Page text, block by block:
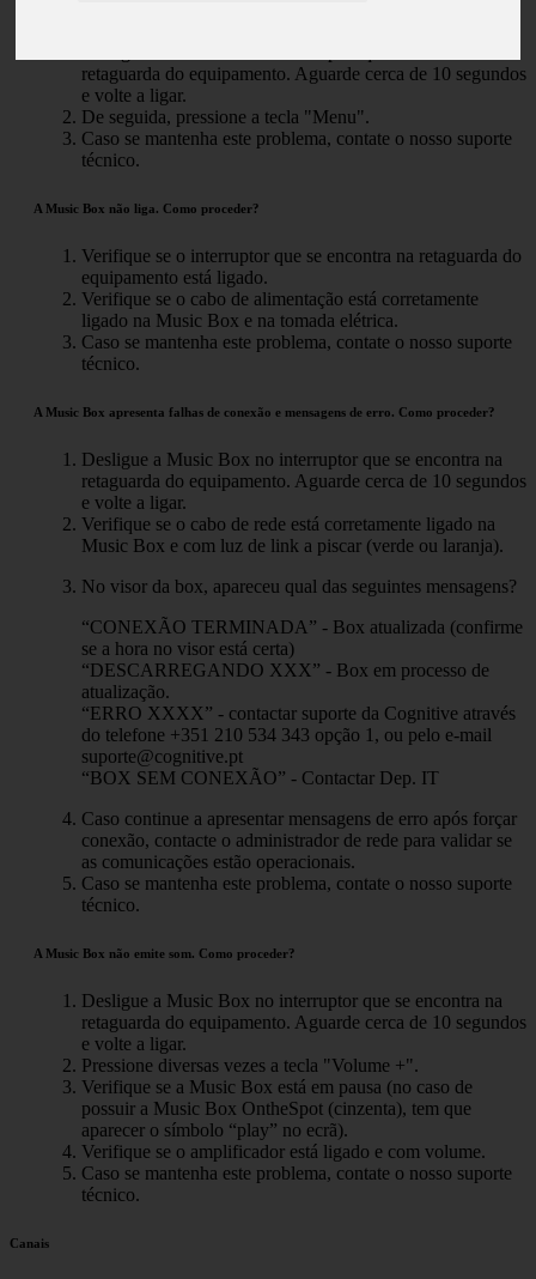
retaguarda do equipamento. Aguarde cerca de 10 segundos
e volte a ligar.
De seguida, pressione a tecla "Menu".
Caso se mantenha este problema, contate o nosso suporte
técnico.
A Music Box não liga. Como proceder?
Verifique se o interruptor que se encontra na retaguarda do
equipamento está ligado.
Verifique se o cabo de alimentação está corretamente
ligado na Music Box e na tomada elétrica.
Caso se mantenha este problema, contate o nosso suporte
técnico.
A Music Box apresenta falhas de conexão e mensagens de erro. Como proceder?
Desligue a Music Box no interruptor que se encontra na
retaguarda do equipamento. Aguarde cerca de 10 segundos
e volte a ligar.
Verifique se o cabo de rede está corretamente ligado na
Music Box e com luz de link a piscar (verde ou laranja).
No visor da box, apareceu qual das seguintes mensagens?
“CONEXÃO TERMINADA” - Box atualizada (confirme
se a hora no visor está certa)
“DESCARREGANDO XXX” - Box em processo de
atualização.
“ERRO XXXX” - contactar suporte da Cognitive através
do telefone +351 210 534 343 opção 1, ou pelo e-mail
suporte@cognitive.pt
“BOX SEM CONEXÃO” - Contactar Dep. IT
Caso continue a apresentar mensagens de erro após forçar
conexão, contacte o administrador de rede para validar se
as comunicações estão operacionais.
Caso se mantenha este problema, contate o nosso suporte
técnico.
A Music Box não emite som. Como proceder?
Desligue a Music Box no interruptor que se encontra na
retaguarda do equipamento. Aguarde cerca de 10 segundos
e volte a ligar.
Pressione diversas vezes a tecla "Volume +".
Verifique se a Music Box está em pausa (no caso de
possuir a Music Box OntheSpot (cinzenta), tem que
aparecer o símbolo “play” no ecrã).
Verifique se o amplificador está ligado e com volume.
Caso se mantenha este problema, contate o nosso suporte
técnico.
Canais